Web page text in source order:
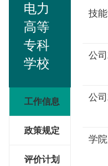
电力
高等
专科
学校
工作信息
政策规定
评价计划